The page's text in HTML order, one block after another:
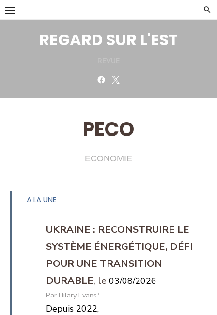
Skip
to
REGARD SUR L'EST
Facebook
PECO
ECONOMIE
A LA UNE
UKRAINE : RECONSTRUIRE LE
SYSTÈME ÉNERGÉTIQUE, DÉFI
POUR UNE TRANSITION
DURABLE
03/08/2026
Hilary Evans*
Depuis 2022,